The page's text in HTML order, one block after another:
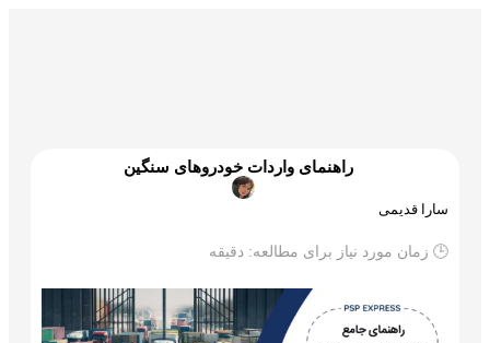
راهنمای واردات خودروهای سنگین
سارا قدیمی
🕒 زمان مورد نیاز برای مطالعه: دقیقه